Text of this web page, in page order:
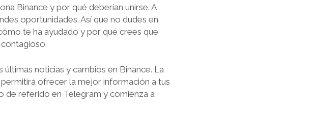
Binance y por qué deberían unirse. A
oportunidades. Así que no dudes en
te ha ayudado y por qué crees que
noticias y cambios en Binance. La
ofrecer la mejor información a tus
de referido en Telegram y comienza a